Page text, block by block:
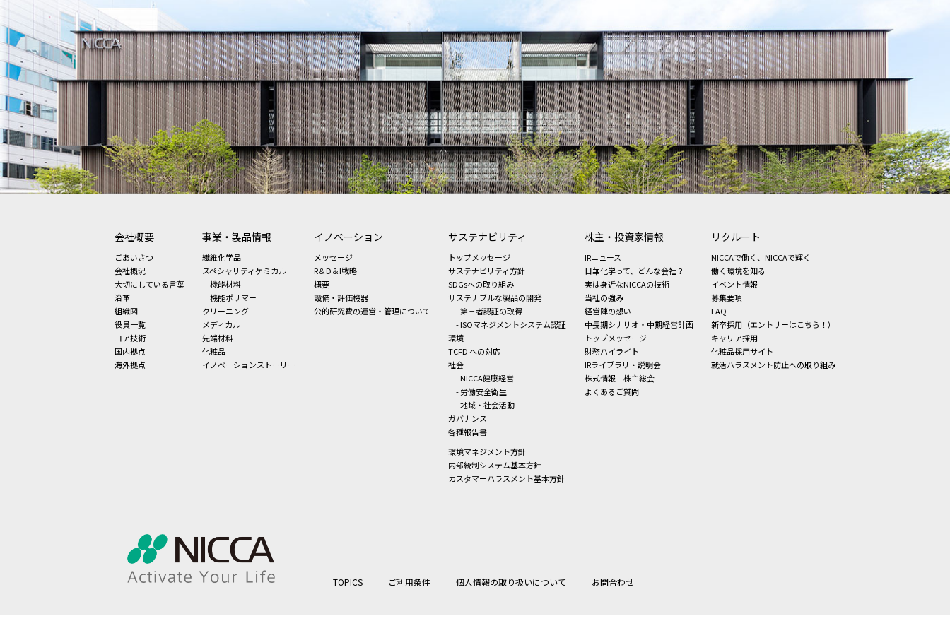
会社概要
ごあいさつ
会社概況
大切にしている言葉
沿革
組織図
役員一覧
コア技術
国内拠点
海外拠点
事業・製品情報
繊維化学品
スペシャリティケミカル
機能材料
機能ポリマー
クリーニング
メディカル
先端材料
化粧品
イノベーションストーリー
イノベーション
メッセージ
R＆D＆I戦略
概要
設備・評価機器
公的研究費の運営・管理について
サステナビリティ
トップメッセージ
サステナビリティ方針
SDGsへの取り組み
サステナブルな製品の開発
- 第三者認証の取得
- ISOマネジメントシステム認証
環境
TCFD への対応
社会
- NICCA健康経営
- 労働安全衛生
- 地域・社会活動
ガバナンス
各種報告書
環境マネジメント方針
内部統制システム基本方針
カスタマーハラスメント基本方針
株主・投資家情報
IRニュース
日華化学って、どんな会社？
実は身近なNICCAの技術
当社の強み
経営陣の想い
中長期シナリオ・中期経営計画
トップメッセージ
財務ハイライト
IRライブラリ・説明会
株式情報
株主総会
よくあるご質問
リクルート
NICCAで働く、NICCAで輝く
働く環境を知る
イベント情報
募集要項
FAQ
新卒採用（エントリーはこちら！）
キャリア採用
化粧品採用サイト
就活ハラスメント防止への取り組み
TOPICS ご利用条件 個人情報の取り扱いについて お問合わせ